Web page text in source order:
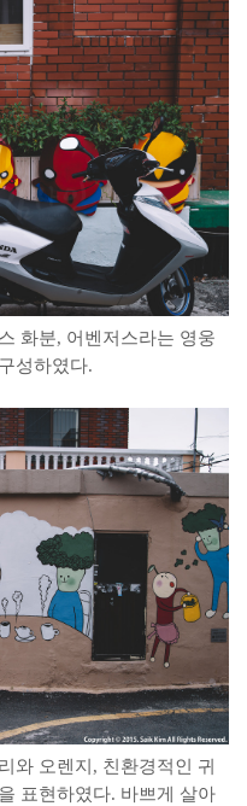
화분, 어벤저스라는 영웅
성하였다.
와 오렌지, 친환경적인 귀
표현하였다. 바쁘게 살아